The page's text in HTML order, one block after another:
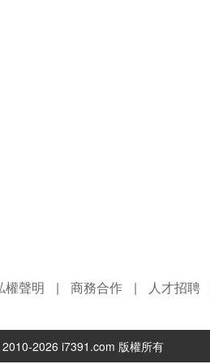
權聲明 | 商務合作 | 人才招聘
2026 i7391.com 版權所有